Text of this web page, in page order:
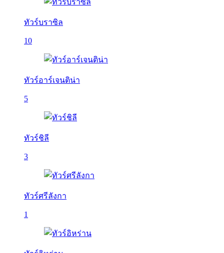
ทัวร์บราซิล
10
ทัวร์อาร์เจนติน่า
5
ทัวร์ชิลี
3
ทัวร์ศรีลังกา
1